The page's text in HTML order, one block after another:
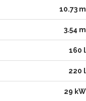
10.73 m
3.54 m
160 l
220 l
29 kW